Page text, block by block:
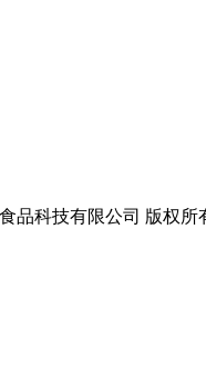
品科技有限公司 版权所